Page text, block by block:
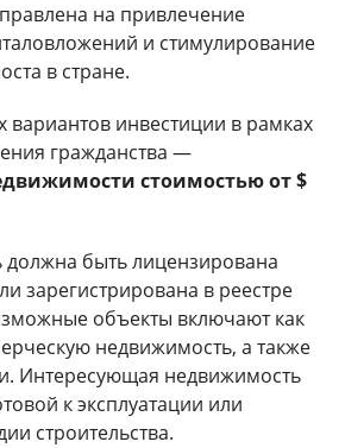
на привлечение
и стимулирование
в стране.
вариантов инвестиции в рамках
гражданства —
стоимостью от $
должна быть лицензирована
зарегистрирована в реестре
объекты включают как
недвижимость, а также
Интересующая недвижимость
к эксплуатации или
строительства.